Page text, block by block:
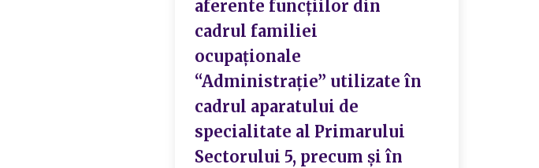
aferente funcțiilor din
cadrul familiei
ocupaționale
“Administrație” utilizate în
cadrul aparatului de
specialitate al Primarului
Sectorului 5, precum și în